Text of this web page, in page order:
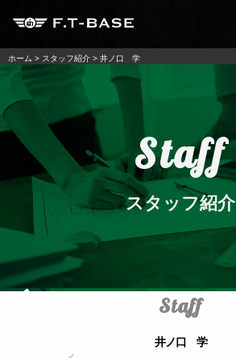
ホーム > スタッフ紹介 > 井ノ口 学
Staff
スタッフ紹介
Staff
井ノ口 学